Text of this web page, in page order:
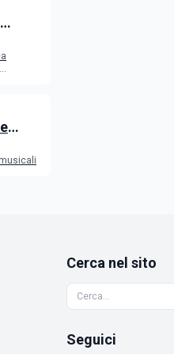
Cerca nel sito
Seguici